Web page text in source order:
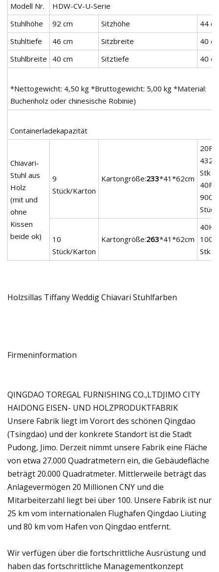
Modell Nr.
HDW-CV-U-Serie
Stuhlhöhe
92 cm Sitzhöhe
44
Stuhltiefe
46 cm Sitzbreite
40
Stuhlbreite
40 cm Sitztiefe 40
*Nettogewicht: 4,50 kg *Bruttogewicht: 5,00 kg *Material:
Buchenholz oder chinesische Robinie)
Containerladekapazität
Chiavari-
Stuhl aus
Holz
(mit und
ohne
Kissen
beide ok)
9
Stück/Karton
Kartongröße:233*41*62cm
20FT:
432
Stk
40FT:
900
Stück
10
Stück/Karton
Kartongröße:263*41*62cm
1000
Stk
Holzsillas Tiffany Weddig Chiavari Stuhlfarben
Firmeninformation
QINGDAO TOREGAL FURNISHING CO.,LTDJIMO CITY
HAIDONG EISEN- UND HOLZPRODUKTFABRIK
Unsere Fabrik liegt im Vorort des schönen Qingdao
(Tsingdao) und der konkrete Standort ist die Stadt
Pudong, Jimo. Derzeit nimmt unsere Fabrik eine Fläche
von etwa 27.000 Quadratmetern ein, die Gebäudefläche
beträgt 20.000 Quadratmeter. Mittlerweile beträgt das
Anlagevermögen 20 Millionen CNY und die
Mitarbeiterzahl liegt bei über 100. Unsere Fabrik ist nur
25 km vom internationalen Flughafen Qingdao Liuting
und 80 km vom Hafen von Qingdao entfernt.
Wir verfügen über die fortschrittliche Ausrüstung und
haben das fortschrittliche Managementkonzept